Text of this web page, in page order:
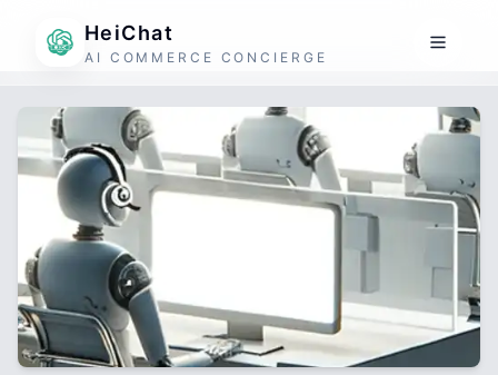
HeiChat
AI COMMERCE CONCIERGE